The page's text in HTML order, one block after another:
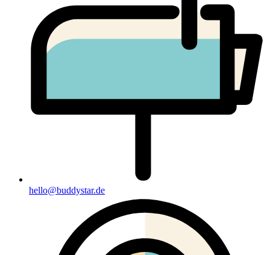
hello@buddystar.de